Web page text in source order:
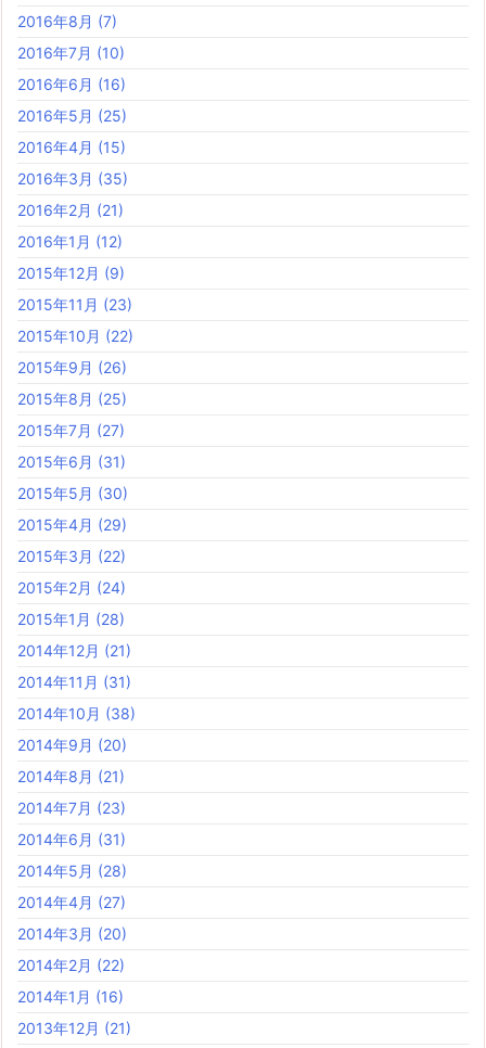
2016年8月 (7)
2016年7月 (10)
2016年6月 (16)
2016年5月 (25)
2016年4月 (15)
2016年3月 (35)
2016年2月 (21)
2016年1月 (12)
2015年12月 (9)
2015年11月 (23)
2015年10月 (22)
2015年9月 (26)
2015年8月 (25)
2015年7月 (27)
2015年6月 (31)
2015年5月 (30)
2015年4月 (29)
2015年3月 (22)
2015年2月 (24)
2015年1月 (28)
2014年12月 (21)
2014年11月 (31)
2014年10月 (38)
2014年9月 (20)
2014年8月 (21)
2014年7月 (23)
2014年6月 (31)
2014年5月 (28)
2014年4月 (27)
2014年3月 (20)
2014年2月 (22)
2014年1月 (16)
2013年12月 (21)